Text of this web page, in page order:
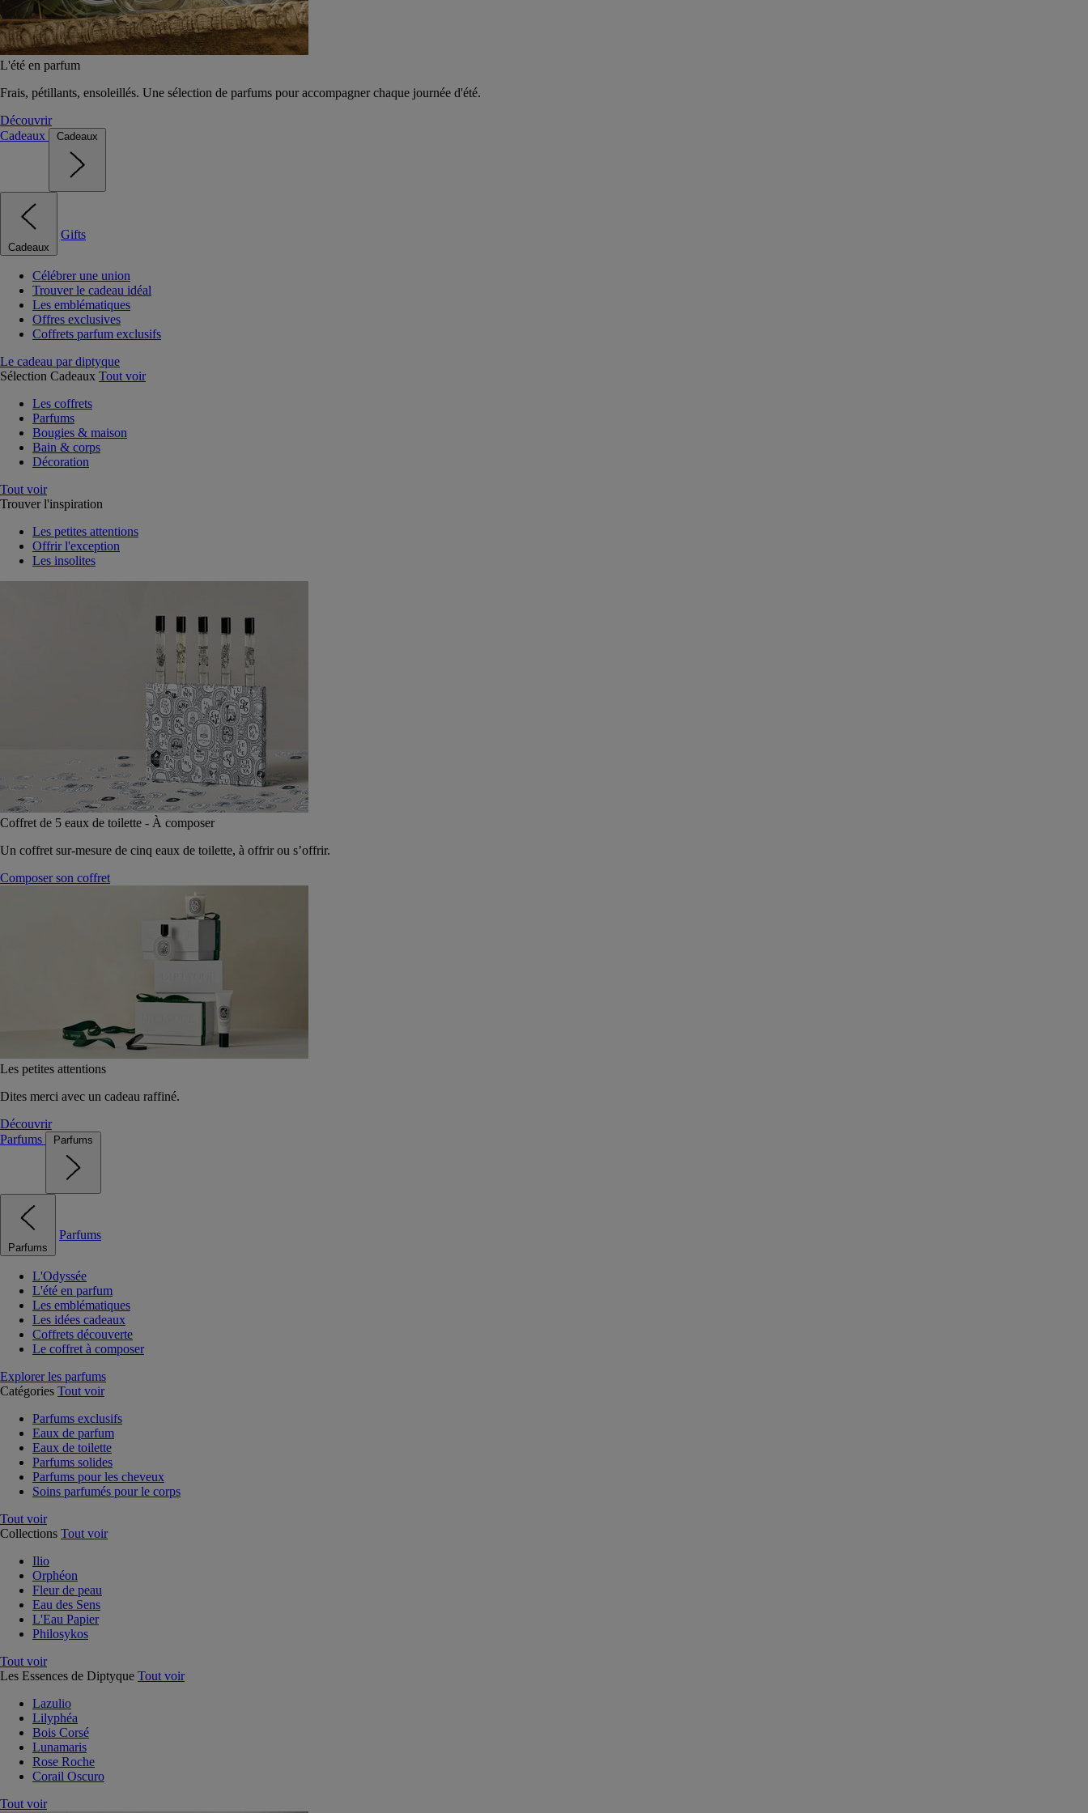
L'été en parfum
Frais, pétillants, ensoleillés. Une sélection de parfums pour accompagner chaque journée d'été.
Découvrir
Cadeaux
Cadeaux
Cadeaux
Gifts
Célébrer une union
Trouver le cadeau idéal
Les emblématiques
Offres exclusives
Coffrets parfum exclusifs
Le cadeau par diptyque
Sélection Cadeaux Tout voir
Les coffrets
Parfums
Bougies & maison
Bain & corps
Décoration
Tout voir
Trouver l'inspiration
Les petites attentions
Offrir l'exception
Les insolites
Coffret de 5 eaux de toilette - À composer
Un coffret sur-mesure de cinq eaux de toilette, à offrir ou s’offrir.
Composer son coffret
Les petites attentions
Dites merci avec un cadeau raffiné.
Découvrir
Parfums
Parfums
Parfums
Parfums
L'Odyssée
L'été en parfum
Les emblématiques
Les idées cadeaux
Coffrets découverte
Le coffret à composer
Explorer les parfums
Catégories Tout voir
Parfums exclusifs
Eaux de parfum
Eaux de toilette
Parfums solides
Parfums pour les cheveux
Soins parfumés pour le corps
Tout voir
Collections Tout voir
Ilio
Orphéon
Fleur de peau
Eau des Sens
L'Eau Papier
Philosykos
Tout voir
Les Essences de Diptyque Tout voir
Lazulio
Lilyphéa
Bois Corsé
Lunamaris
Rose Roche
Corail Oscuro
Tout voir